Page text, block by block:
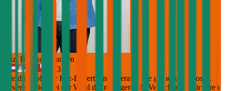
Jetzt Beratung buchen
+3
Die durchblicker Kfz-Expert:innen beraten Sie gerne kostenlos &
unverbindlich bei der Wahl der richtigen Kfz-Versicherung für Ihren